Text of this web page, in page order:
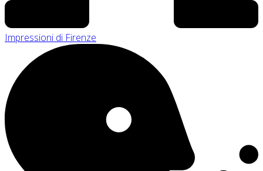
Impressioni di Firenze